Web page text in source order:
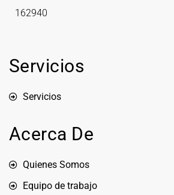
162940
Servicios
Servicios
Acerca De
Quienes Somos
Equipo de trabajo